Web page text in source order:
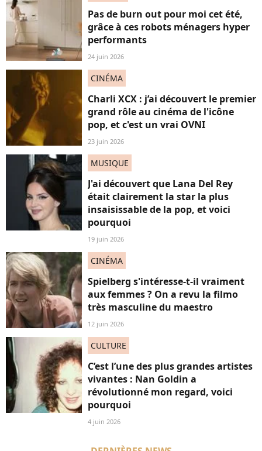
Pas de burn out pour moi cet été,
grâce à ces robots ménagers hyper
performants
24 juin 2026
CINÉMA
Charli XCX : j’ai découvert le premier
grand rôle au cinéma de l'icône
pop, et c'est un vrai OVNI
23 juin 2026
MUSIQUE
J'ai découvert que Lana Del Rey
était clairement la star la plus
insaisissable de la pop, et voici
pourquoi
19 juin 2026
CINÉMA
Spielberg s'intéresse-t-il vraiment
aux femmes ? On a revu la filmo
très masculine du maestro
12 juin 2026
CULTURE
C’est l’une des plus grandes artistes
vivantes : Nan Goldin a
révolutionné mon regard, voici
pourquoi
4 juin 2026